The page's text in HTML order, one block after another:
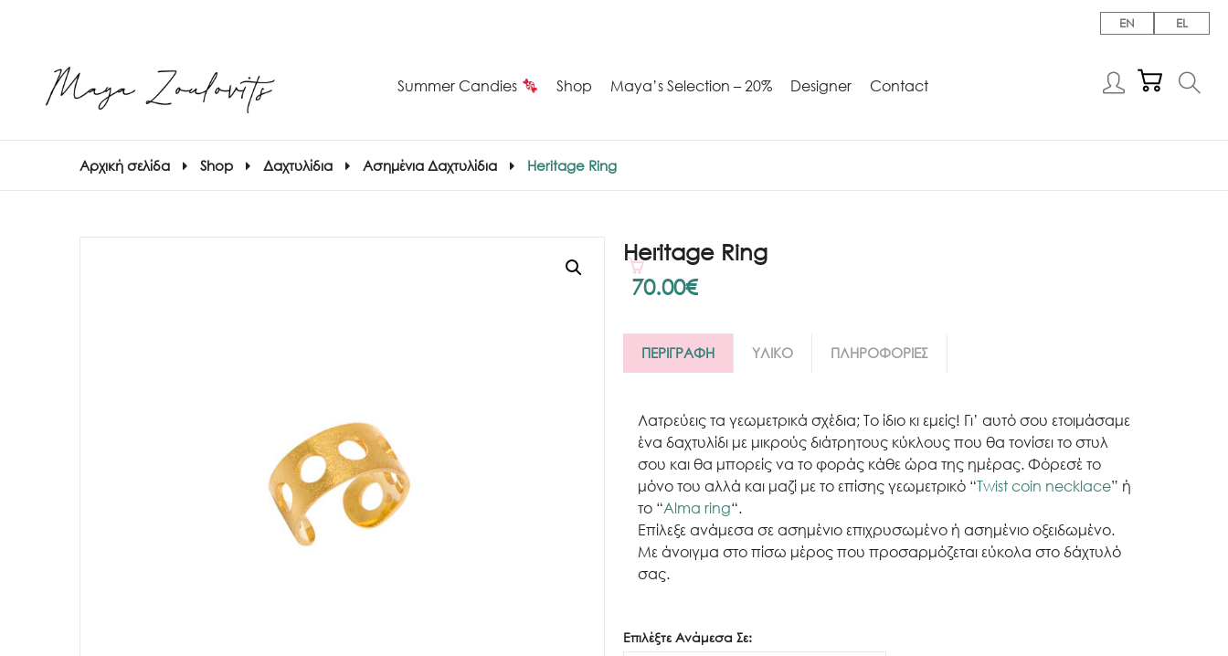
EN EL
Summer Candies Shop Maya’s Selection – 20% Designer Contact
Αρχική σελίδα Shop Δαχτυλίδια Ασημένια Δαχτυλίδια Heritage Ring
Heritage Ring
70.00€
ΠΕΡΙΓΡΑΦΗ ΥΛΙΚΟ ΠΛΗΡΟΦΟΡΙΕΣ
Λατρεύεις τα γεωμετρικά σχέδια; Το ίδιο κι εμείς! Γι’ αυτό σου ετοιμάσαμε
ένα δαχτυλίδι με μικρούς διάτρητους κύκλους που θα τονίσει το στυλ
σου και θα μπορείς να το φοράς κάθε ώρα της ημέρας. Φόρεσέ το
μόνο του αλλά και μαζί με το επίσης γεωμετρικό “Twist coin necklace” ή
το “Alma ring“.
Επίλεξε ανάμεσα σε ασημένιο επιχρυσωμένο ή ασημένιο οξειδωμένο.
Με άνοιγμα στο πίσω μέρος που προσαρμόζεται εύκολα στο δάχτυλό
σας.
Επιλέξτε Ανάμεσα Σε: